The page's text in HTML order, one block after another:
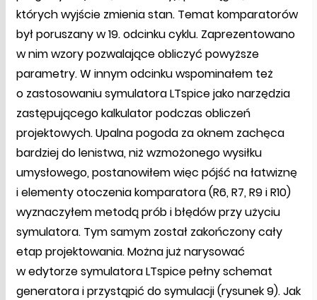
których wyjście zmienia stan. Temat komparatorów
był poruszany w 19. odcinku cyklu. Zaprezentowano
w nim wzory pozwalające obliczyć powyższe
parametry. W innym odcinku wspominałem też
o zastosowaniu symulatora LTspice jako narzędzia
zastępującego kalkulator podczas obliczeń
projektowych. Upalna pogoda za oknem zachęca
bardziej do lenistwa, niż wzmożonego wysiłku
umysłowego, postanowiłem więc pójść na łatwiznę
i elementy otoczenia komparatora (R6, R7, R9 i R10)
wyznaczyłem metodą prób i błędów przy użyciu
symulatora. Tym samym został zakończony cały
etap projektowania. Można już narysować
w edytorze symulatora LTspice pełny schemat
generatora i przystąpić do symulacji (rysunek 9). Jak